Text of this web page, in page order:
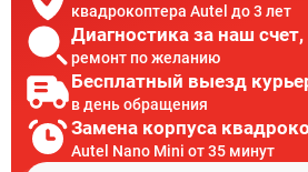
квадрокоптера Autel до 3 лет
Диагностика за наш счет,
ремонт по желанию
Бесплатный выезд
в день обращения
Замена корпуса
Autel Nano Mini от 35 минут